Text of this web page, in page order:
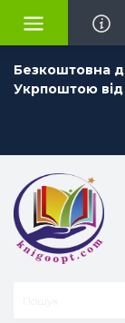
Безкоштовна
Укрпоштою